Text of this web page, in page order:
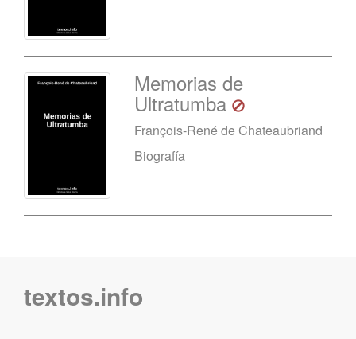
Memorias de
Ultratumba
François-René de Chateaubriand
Biografía
textos.info